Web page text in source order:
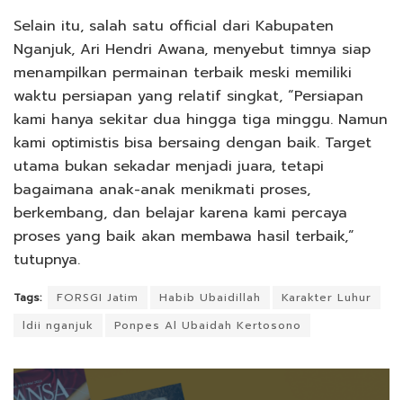
Selain itu, salah satu official dari Kabupaten
Nganjuk, Ari Hendri Awana, menyebut timnya siap
menampilkan permainan terbaik meski memiliki
waktu persiapan yang relatif singkat, “Persiapan
kami hanya sekitar dua hingga tiga minggu. Namun
kami optimistis bisa bersaing dengan baik. Target
utama bukan sekadar menjadi juara, tetapi
bagaimana anak-anak menikmati proses,
berkembang, dan belajar karena kami percaya
proses yang baik akan membawa hasil terbaik,”
tutupnya.
Tags: FORSGI Jatim Habib Ubaidillah
Karakter Luhur
ldii nganjuk
Ponpes Al Ubaidah Kertosono